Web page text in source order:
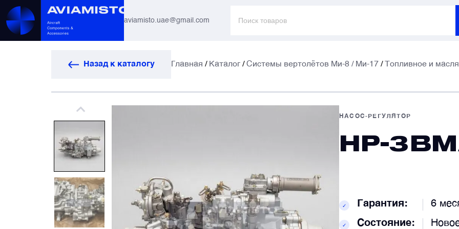
aviamisto.uae@gmail.com
Назад к каталогу Главная / Каталог /Системы вертолётов Ми-8 / Ми-17 / Топливное и
НАСОС-РЕГУЛЯТОР
НР-
✓ Гарантия: 6
✓ Состояние:
Авиагоризонты
Автоматы защиты
Антенны и системы